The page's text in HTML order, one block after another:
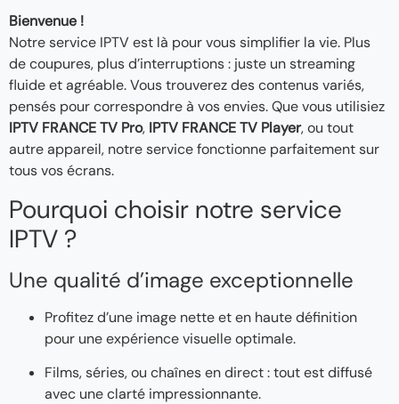
Bienvenue !
Notre service IPTV est là pour vous simplifier la vie. Plus
de coupures, plus d’interruptions : juste un streaming
fluide et agréable. Vous trouverez des contenus variés,
pensés pour correspondre à vos envies. Que vous utilisiez
IPTV FRANCE TV Pro, IPTV FRANCE TV Player, ou tout
autre appareil, notre service fonctionne parfaitement sur
tous vos écrans.
Pourquoi choisir notre service
IPTV ?
Une qualité d’image exceptionnelle
Profitez d’une image nette et en haute définition
pour une expérience visuelle optimale.
Films, séries, ou chaînes en direct : tout est diffusé
avec une clarté impressionnante.